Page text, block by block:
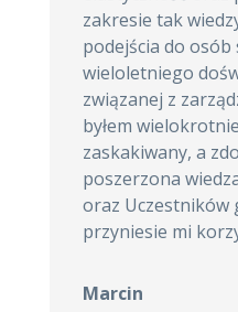
zakresie tak
podejścia do
wieloletniego
związanej z
byłem
zaskakiwany, a
poszerzona
oraz Uczestników
przyniesie mi
Marcin